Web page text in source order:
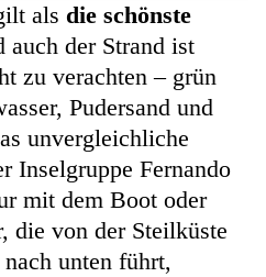
als die schönste
auch der Strand ist
zu verachten – grün
Pudersand und
unvergleichliche
Inselgruppe Fernando
mit dem Boot oder
die von der Steilküste
unten führt,